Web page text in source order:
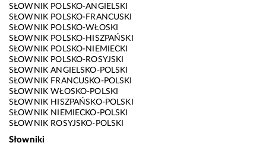
SŁOWNIK POLSKO-ANGIELSKI
SŁOWNIK POLSKO-FRANCUSKI
SŁOWNIK POLSKO-WŁOSKI
SŁOWNIK POLSKO-HISZPAŃSKI
SŁOWNIK POLSKO-NIEMIECKI
SŁOWNIK POLSKO-ROSYJSKI
SŁOWNIK ANGIELSKO-POLSKI
SŁOWNIK FRANCUSKO-POLSKI
SŁOWNIK WŁOSKO-POLSKI
SŁOWNIK HISZPAŃSKO-POLSKI
SŁOWNIK NIEMIECKO-POLSKI
SŁOWNIK ROSYJSKO-POLSKI
Słowniki